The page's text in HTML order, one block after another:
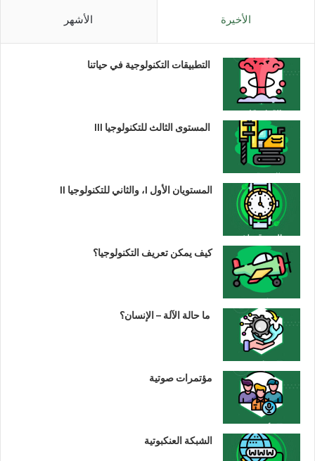
الأخيرة الأشهر
التطبيقات التكنولوجية في حياتنا
المستوى الثالث للتكنولوجيا III
المستويان الأول I، والثاني للتكنولوجيا II
كيف يمكن تعريف التكنولوجيا؟
ما حالة الآلة – الإنسان؟
مؤتمرات صوتية
الشبكة العنكبوتية